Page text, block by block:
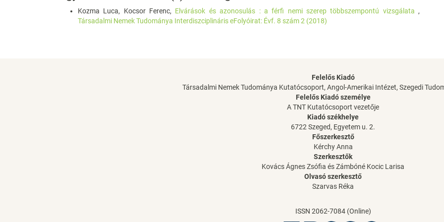
Kozma Luca, Kocsor Ferenc, Elvárások és azonosulás : a férfi nemi szerep többszempontú vizsgálata ,
Társadalmi Nemek Tudománya Interdiszciplináris eFolyóirat: Évf. 8 szám 2 (2018)
Felelős Kiadó
Társadalmi Nemek Tudománya Kutatócsoport, Angol-Amerikai Intézet, Szegedi
Felelős Kiadó személye
A TNT Kutatócsoport vezetője
Kiadó székhelye
6722 Szeged, Egyetem u. 2.
Főszerkesztő
Kérchy Anna
Szerkesztők
Kovács Ágnes Zsófia és Zámbóné Kocic Larisa
Olvasó szerkesztő
Szarvas Réka
ISSN 2062-7084 (Online)